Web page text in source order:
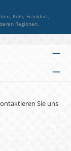
Köln, Frankfurt,
Regionen.
Sie uns